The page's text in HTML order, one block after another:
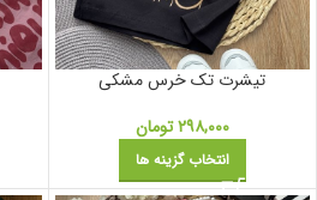
تیشرت تک خرس مشکی
۲۹۸,۰۰۰تومان
انتخاب گزینه ها